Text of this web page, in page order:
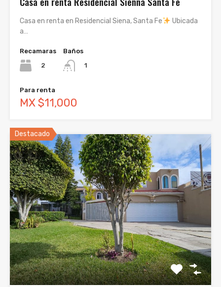
Casa en renta en Residencial Siena, Santa Fe
Ubicada
a…
Recamaras
2
Baños
1
Para renta
MX $11,000
Destacado